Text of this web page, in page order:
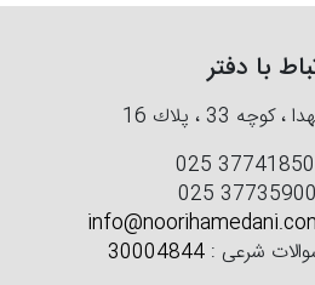
با دفتر
33 ، پلاك 16
025
025
شرعی : 30004844